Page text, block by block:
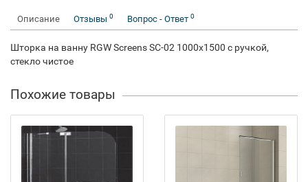
Описание Отзывы 0 Вопрос - Ответ 0
Шторка на ванну RGW Screens SC-02 1000x1500 с ручкой,
стекло чистое
Похожие товары